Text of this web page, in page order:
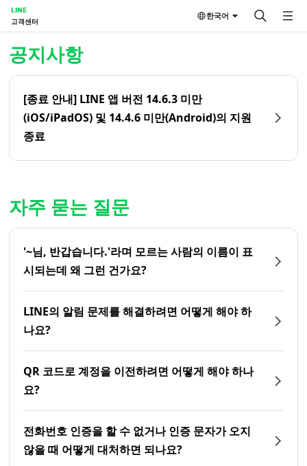
LINE
고객센터
한국어
공지사항
[종료 안내] LINE 앱 버전 14.6.3 미만
(iOS/iPadOS) 및 14.4.6 미만(Android)의 지원
종료
자주 묻는 질문
'~님, 반갑습니다.'라며 모르는 사람의 이름이 표
시되는데 왜 그런 건가요?
LINE의 알림 문제를 해결하려면 어떻게 해야 하
나요?
QR 코드로 계정을 이전하려면 어떻게 해야 하나
요?
전화번호 인증을 할 수 없거나 인증 문자가 오지
않을 때 어떻게 대처하면 되나요?